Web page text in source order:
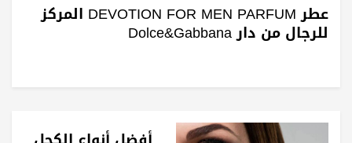
عطر DEVOTION FOR MEN PARFUM المركز
للرجال من دار Dolce&Gabbana